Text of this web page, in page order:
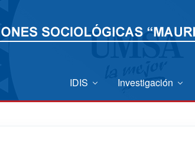
IDIS Investigación